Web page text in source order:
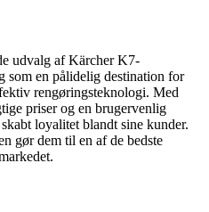
udvalg af Kärcher K7-
som en pålidelig destination for
rengøringsteknologi. Med
priser og en brugervenlig
loyalitet blandt sine kunder.
gør dem til en af de bedste